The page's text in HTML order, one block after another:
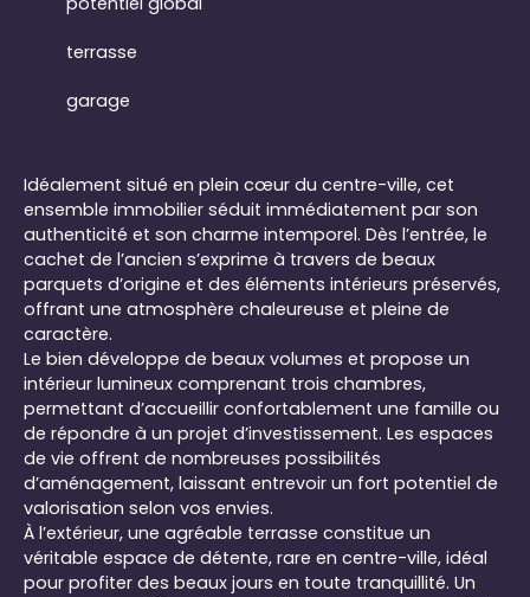
terrasse
garage
Idéalement situé en plein cœur du centre-ville, cet
ensemble immobilier séduit immédiatement par son
authenticité et son charme intemporel. Dès l’entrée, le
cachet de l’ancien s’exprime à travers de beaux
parquets d’origine et des éléments intérieurs préservés,
offrant une atmosphère chaleureuse et pleine de
caractère.
Le bien développe de beaux volumes et propose un
intérieur lumineux comprenant trois chambres,
permettant d’accueillir confortablement une famille ou
de répondre à un projet d’investissement. Les espaces
de vie offrent de nombreuses possibilités
d’aménagement, laissant entrevoir un fort potentiel de
valorisation selon vos envies.
À l’extérieur, une agréable terrasse constitue un
véritable espace de détente, rare en centre-ville, idéal
pour profiter des beaux jours en toute tranquillité. Un